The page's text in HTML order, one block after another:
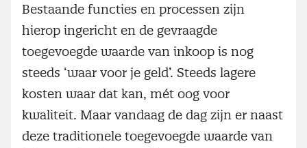
Bestaande functies en processen zijn
hierop ingericht en de gevraagde
toegevoegde waarde van inkoop is nog
steeds ‘waar voor je geld’. Steeds lagere
kosten waar dat kan, mét oog voor
kwaliteit. Maar vandaag de dag zijn er naast
deze traditionele toegevoegde waarde van